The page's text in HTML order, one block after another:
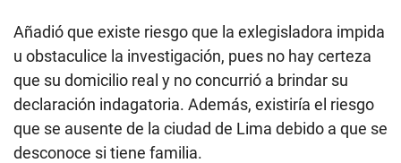
Añadió que existe riesgo que la exlegisladora impida
u obstaculice la investigación, pues no hay certeza
que su domicilio real y no concurrió a brindar su
declaración indagatoria. Además, existiría el riesgo
que se ausente de la ciudad de Lima debido a que se
desconoce si tiene familia.